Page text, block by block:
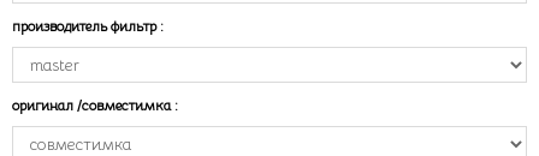
производитель фильтр :
оригинал /совместимка :